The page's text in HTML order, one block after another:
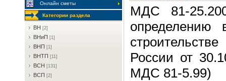
Онлайн сметы
Категории раздела
BH [2]
BHиП [1]
BHП [1]
BHTП [11]
BCH [131]
BCП [2]
МДС 81-
определению
России от
МДС 81-5.99)